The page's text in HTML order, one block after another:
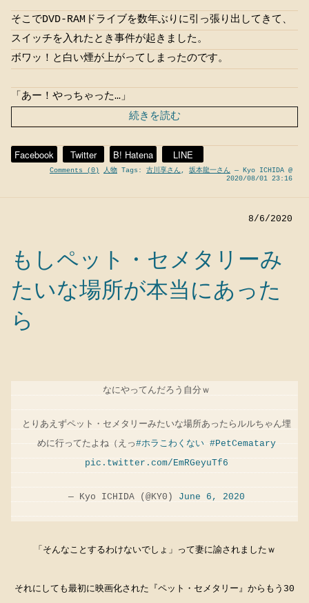
そこでDVD-RAMドライブを数年ぶりに引っ張り出してきて、
スイッチを入れたとき事件が起きました。
ボワッ！と白い煙が上がってしまったのです。
「あー！やっちゃった…」
続きを読む
Facebook Twitter B! Hatena LINE
Comments (0) 人物 Tags: 古川享さん , 坂本龍一さん — Kyo ICHIDA @
2020/08/01 23:16
8/6/2020
もしペット・セメタリーみ
たいな場所が本当にあった
ら
なにやってんだろう自分ｗ
とりあえずペット・セメタリーみたいな場所あったらルルちゃん埋
めに行ってたよね（えっ#ホラこわくない #PetCematary
pic.twitter.com/EmRGeyuTf6
— Kyo ICHIDA (@KY0) June 6, 2020
「そんなことするわけないでしょ」って妻に諭されましたｗ
それにしても最初に映画化された『ペット・セメタリー』からもう30